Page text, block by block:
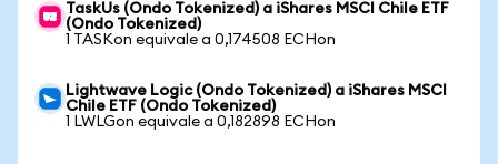
TaskUs (Ondo Tokenized) a iShares MSCI Chile ETF
(Ondo Tokenized)
1 TASKon equivale a 0,174508 ECHon
Lightwave Logic (Ondo Tokenized) a iShares MSCI
Chile ETF (Ondo Tokenized)
1 LWLGon equivale a 0,182898 ECHon